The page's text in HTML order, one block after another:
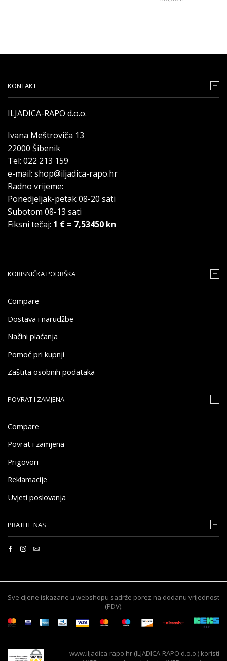
KONTAKT
ILJADICA-RAPO d.o.o.
Ivana Meštroviča 13
22000 Šibenik
Tel: 022 213 159
e-mail: shop@iljadica-rapo.hr
Radno vrijeme:
Ponedjeljak-petak 08-20 sati
Subotom 08-13 sati
Fiksni tečaj: 1 € = 7,53450 kn
KORISNIČKA PODRŠKA
Compare
Dostava i narudžbe
Načini plaćanja
Pomoć pri kupnji
Zaštita osobnih podataka
POVRAT I ZAMJENA
Compare
Povrat i zamjena
Prigovori
Reklamacije
Uvjeti poslovanja
PRATITE NAS
Sve cijene iskazane u webshopu sadrže porez na dodanu vrijednost
(PDV).
www.iljadica-rapo.hr (ILJADICA-RAPO d.o.o.) koristi